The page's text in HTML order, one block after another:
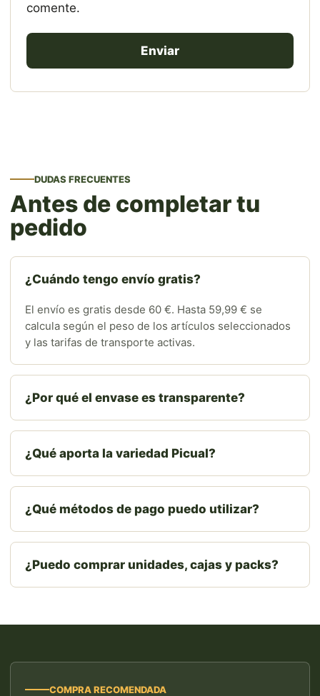
comente.
DUDAS FRECUENTES
Antes de completar tu
pedido
¿Cuándo tengo envío gratis?
El envío es gratis desde 60 €. Hasta 59,99 € se
calcula según el peso de los artículos seleccionados
y las tarifas de transporte activas.
¿Por qué el envase es transparente?
¿Qué aporta la variedad Picual?
¿Qué métodos de pago puedo utilizar?
¿Puedo comprar unidades, cajas y packs?
COMPRA RECOMENDADA